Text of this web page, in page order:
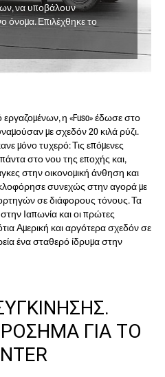
να υποβάλουν
όνομα. Επιλέχθηκε το
η «Fuso» έδωσε στο
με σχεδόν 20 κιλά ρύζι.
μόνο τυχερό: Τις επόμενες
πάντα στο νου της εποχής και,
στην οικονομική άνθηση και
συνεχώς στην αγορά με
σε διάφορους τόνους. Τα
Ιαπωνία και οι πρώτες
Αμερική και αργότερα σχεδόν σε
ένα σταθερό ίδρυμα στην
ΓΙΑ ΤΟ